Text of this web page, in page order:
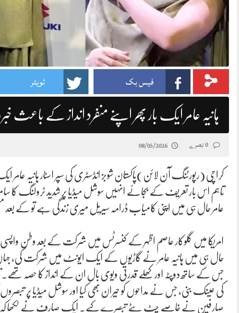
فیس بک ٹویٹر
ہانیہ عامر ایک بار پھر اپنے منفرد انداز کے باعث
08/05/2026
کراچی (رپورٹنگ آن لائن)پاکستان شوبز انڈسٹری کی سپر اسٹار ہانیہ
عامر حال ہی میں اپنی کامیاب ڈرامہ سیریل میری زندگی ہے تو کے بعد
امریکا میں گلوکار عاصم اظہر کے کنسرٹس میں شرکت کے بعد وطن
حال ہی میں ہانیہ عامر نے گاڑیوں کے ایک ایونٹ میں شرکت کی،
جس کے ساتھ دوپٹہ اور کھلے قدرتی ویوی بال ان کے انداز کا حصہ
کی عینک بنی، جس نے مداحوں کو حیران بھی کیا اور سوشل میڈیا پر تبصروں
صارفین نے خاصے چٹ پٹے تبصرے کیے۔ ایک صارف نے لکھا کہ وہ